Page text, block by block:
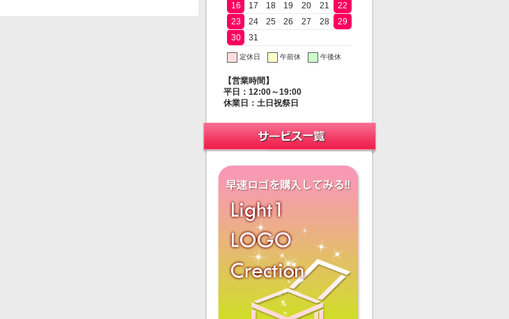
16
17 18 19 20 21
22
23
24 25 26 27 28
29
30
31
定休日 午前休 午後休
【営業時間】
平日：12:00～19:00
休業日：土日祝祭日